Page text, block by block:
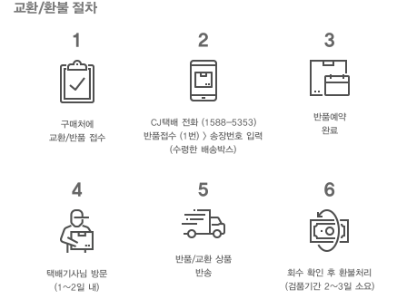
교환/환불 절차
1
구매처에
교환/반품 접수
2
CJ택배 전화 (1588-5353)
반품접수 (1번) > 송장번호 입력
(수령한 배송박스)
3
반품예약
완료
4
택배기사님 방문
(1~2일 내)
5
반품/교환 상품
반송
6
회수 확인 후 환불처리
(검품기간 2~3일 소요)